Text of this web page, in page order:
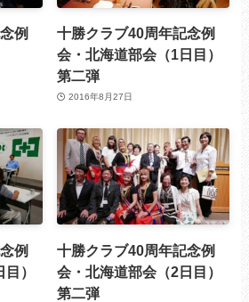
例
十勝クラブ40周年記念例
会・北海道部会（1日目）
第二弾
2016年8月27日
例
）
十勝クラブ40周年記念例
会・北海道部会（2日目）
第二弾